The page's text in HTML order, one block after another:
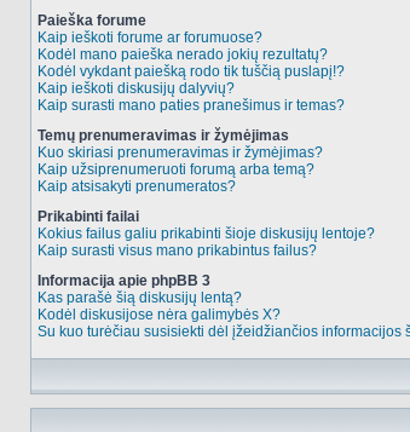
Paieška forume
Kaip ieškoti forume ar forumuose?
Kodėl mano paieška nerado jokių rezultatų?
Kodėl vykdant paiešką rodo tik tuščią puslapį!?
Kaip ieškoti diskusijų dalyvių?
Kaip surasti mano paties pranešimus ir temas?
Temų prenumeravimas ir žymėjimas
Kuo skiriasi prenumeravimas ir žymėjimas?
Kaip užsiprenumeruoti forumą arba temą?
Kaip atsisakyti prenumeratos?
Prikabinti failai
Kokius failus galiu prikabinti šioje diskusijų lentoje?
Kaip surasti visus mano prikabintus failus?
Informacija apie phpBB 3
Kas parašė šią diskusijų lentą?
Kodėl diskusijose nėra galimybės X?
Su kuo turėčiau susisiekti dėl įžeidžiančios informacijos